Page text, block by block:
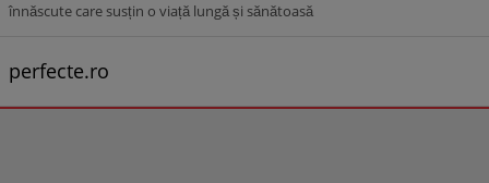
înnăscute care susțin o viață lungă și sănătoasă
perfecte.ro